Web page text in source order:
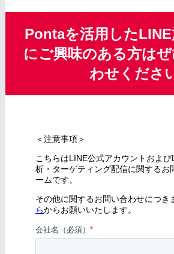
Pontaを活用した
にご興味のある方は
わせくださ